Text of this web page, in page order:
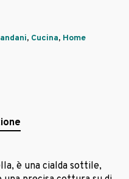
, Cucina, Home
è una cialda sottile,